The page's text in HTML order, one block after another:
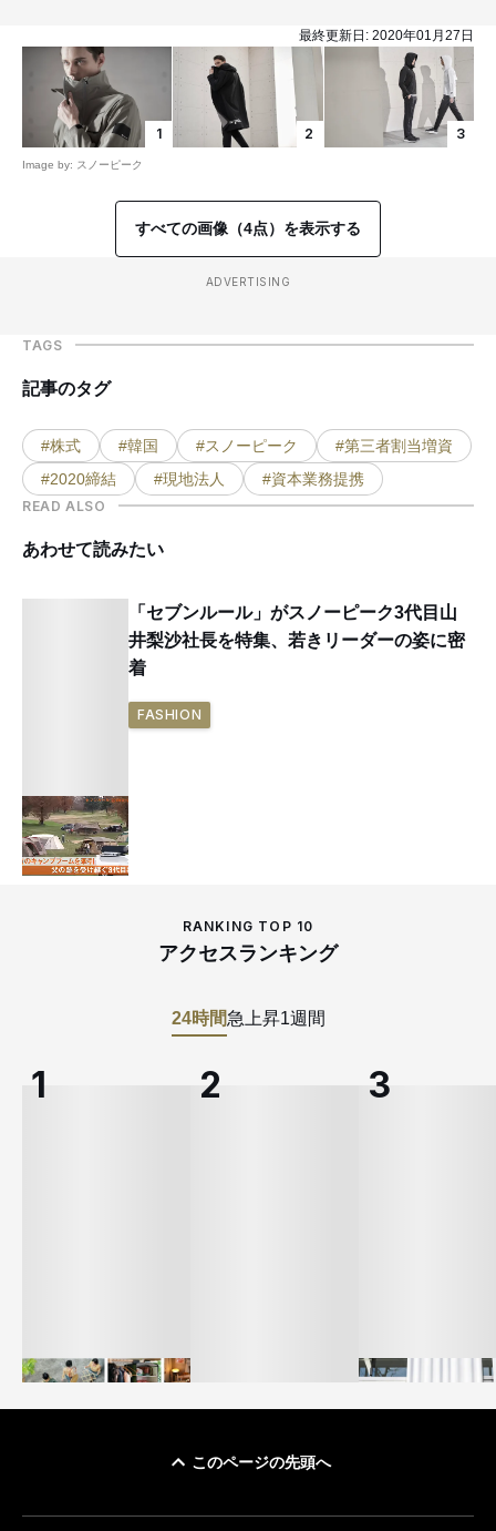
最終更新日: 2020年01月27日
1
Image by: スノーピーク
2 3
すべての画像（4点）を表示する
ADVERTISING
TAGS
記事のタグ
#株式 #韓国 #スノーピーク
#第三者割当増資
#2020締結
#現地法人 #資本業務提携
READ ALSO
あわせて読みたい
「セブンルール」がスノーピーク3代目山
井梨沙社長を特集、若きリーダーの姿に密
着
FASHION
RANKING TOP 10
アクセスランキング
24時間急上昇1週間
このページの先頭へ